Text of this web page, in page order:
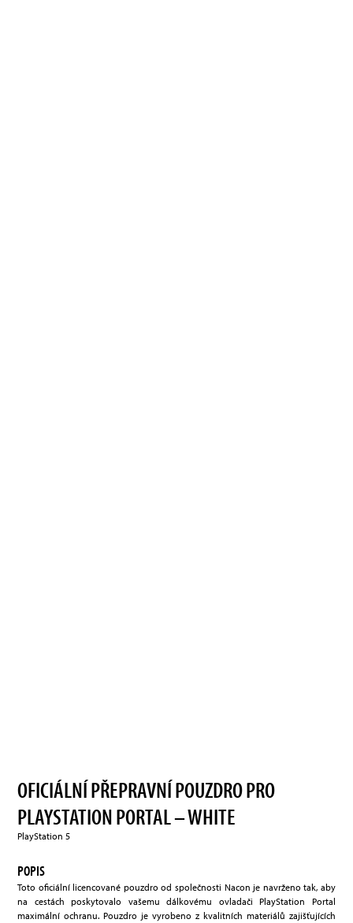
OFICIÁLNÍ PŘEPRAVNÍ POUZDRO PRO
PLAYSTATION PORTAL – WHITE
PlayStation 5
POPIS
Toto oficiální licencované pouzdro od společnosti Nacon je navrženo tak, aby
na cestách poskytovalo vašemu dálkovému ovladači PlayStation Portal
maximální ochranu. Pouzdro je vyrobeno z kvalitních materiálů zajišťujících